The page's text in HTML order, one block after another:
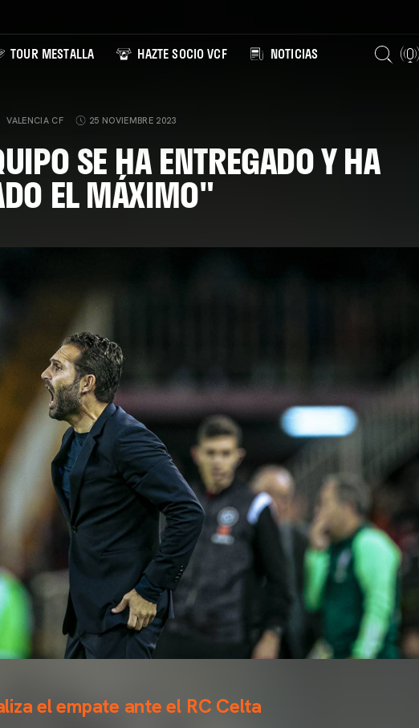
TOUR MESTALLA HAZTE SOCIO VCF NOTICIAS
VALENCIA CF 25 NOVIEMBRE 2023
SE HA ENTREGADO Y HA
EL MÁXIMO"
el empate ante el RC Celta